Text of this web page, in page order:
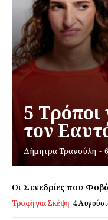
5 Τρόποι
τον
Δήμητρα Τρανούλη -
Οι Συνεδρίες που
Τροφή για Σκέψη 4